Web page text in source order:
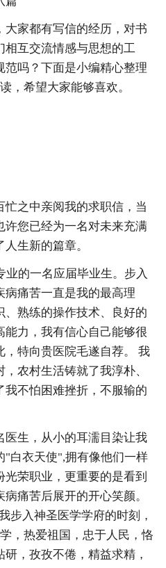
大家都有写信的经历，对书
互交流情感与思想的工
吗？下面是小编精心整理
，希望大家能够喜欢。
忙之中亲阅我的求职信，当
许您已经为一名对未来充满
生新的篇章。
的一名应届毕业生。步入
病痛苦一直是我的最高理
熟练的操作技术、良好的
力，我有信心自己能够很
特向贵医院毛遂自荐。 我
农村生活铸就了我淳朴、
不怕困难挫折，不服输的
医生，从小的耳濡目染让我
"白衣天使",拥有像他们一样
荣职业，更重要的是看到
痛苦后展开的开心笑颜。
步入神圣医学学府的时刻，
，热爱祖国，忠于人民，恪
，孜孜不倦，精益求精，